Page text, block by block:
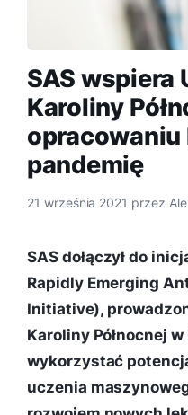
SAS wspiera
Karoliny
opracowaniu
pandemię
21 września 2021 przez
SAS dołączył do
Rapidly Emerging
Initiative),
Karoliny Północnej
wykorzystać
uczenia